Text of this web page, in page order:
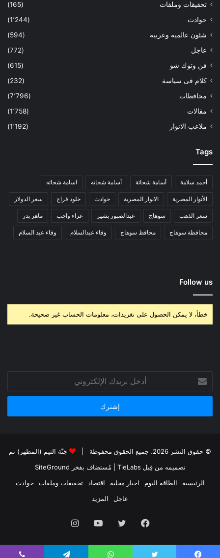
تحقيقات وملفات
(165)
حوادث
(1٬244)
شئون عالميه وعربيه
(594)
عاجل
(772)
فن وتوك شو
(615)
كلام فى سياسة
(232)
محافظات
(7٬796)
مقالات
(1٬758)
ملاعب الانوار
(1٬192)
Tags
أحمد سلامة أسامة شحاتة أسامة شحاته اسامة شحاته
الأنوار المصرية الانوار المصرية حوادث خلود فراج سعر الدولار
سعر الذهب سوهاج عبدالصبور بشير عزاء واجب ماهر بدر
محافظة سوهاج محافظ سوهاج وفاء عبدالسلام وفاء عبد السلام
Follow us
خطأ، لا يمكن الحصول على تغريدات، معلومات الحساب غير صحيحة.
بريدك
الإلكتروني
© حقوق النشر 2026، جميع الحقوق محفوظة |
جَنَّة الثيم (المظهر) تم
تصميمه من قِبل TieLabs
| مُستضاف بفخر SiteGround
الرئيسية
الطاقه اليوم اخبار محليه اقتصاد تحقيقات وملفات
حوادث
عاجل
المزيد
فيسبوك تويتر يوتيوبانستقرام